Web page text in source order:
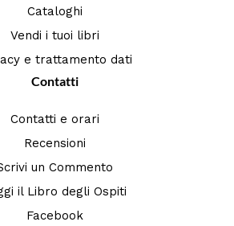
Cataloghi
Vendi i tuoi libri
e trattamento dati
Contatti
Contatti e orari
Recensioni
un Commento
il Libro degli Ospiti
Facebook